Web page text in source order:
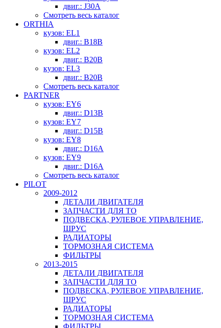
двиг.: J30A
Смотреть весь каталог
ORTHIA
кузов: EL1
двиг.: B18B
кузов: EL2
двиг.: B20B
кузов: EL3
двиг.: B20B
Смотреть весь каталог
PARTNER
кузов: EY6
двиг.: D13B
кузов: EY7
двиг.: D15B
кузов: EY8
двиг.: D16A
кузов: EY9
двиг.: D16A
Смотреть весь каталог
PILOT
2009-2012
ДЕТАЛИ ДВИГАТЕЛЯ
ЗАПЧАСТИ ДЛЯ ТО
ПОДВЕСКА, РУЛЕВОЕ УПРАВЛЕНИЕ,
ШРУС
РАДИАТОРЫ
ТОРМОЗНАЯ СИСТЕМА
ФИЛЬТРЫ
2013-2015
ДЕТАЛИ ДВИГАТЕЛЯ
ЗАПЧАСТИ ДЛЯ ТО
ПОДВЕСКА, РУЛЕВОЕ УПРАВЛЕНИЕ,
ШРУС
РАДИАТОРЫ
ТОРМОЗНАЯ СИСТЕМА
ФИЛЬТРЫ